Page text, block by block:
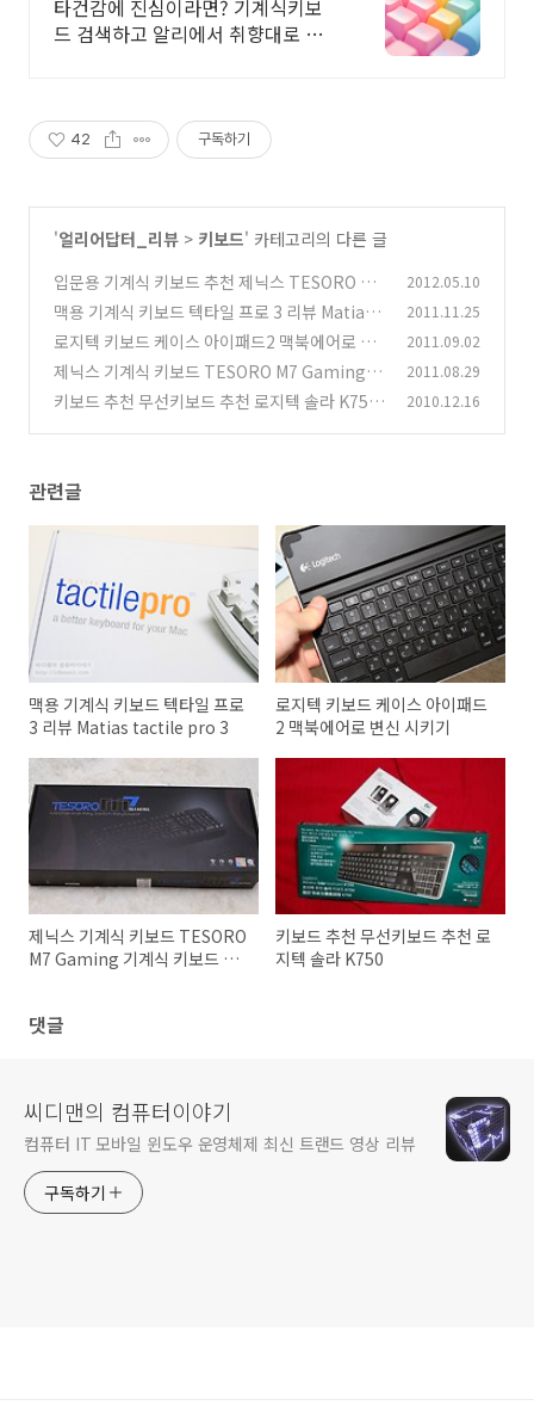
타건감에 진심이라면? 기계식키보
드 검색하고 알리에서 취향대로 골
42 구독하기
'얼리어답터_리뷰 > 키보드' 카테고리의 다른 글
입문용 기계식 키보드 추천 제닉스 TESORO M7
LED SE (13)
2012.05.10
맥용 기계식 키보드 텍타일 프로 3 리뷰 Matias t
actile pro 3
(11)
2011.11.25
로지텍 키보드 케이스 아이패드2 맥북에어로 변
신 시키기
(10)
2011.09.02
제닉스 기계식 키보드 TESORO M7 Gaming 기
계식 키보드 추천
(117)
2011.08.29
키보드 추천 무선키보드 추천 로지텍 솔라 K750 2010.12.16
관련글
맥용 기계식 키보드 텍타일 프로
3 리뷰 Matias tactile pro 3
로지텍 키보드 케이스 아이패드
2 맥북에어로 변신 시키기
제닉스 기계식 키보드 TESORO
M7 Gaming 기계식 키보드 추
키보드 추천 무선키보드 추천 로
지텍 솔라 K750
댓글
씨디맨의 컴퓨터이야기
컴퓨터 IT 모바일 윈도우 운영체제 최신 트랜드 영상 리뷰
구독하기